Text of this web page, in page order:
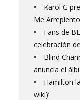
Karol G
Me
Fans de
celebración
Blind
anuncia el
Hamilton
wiki)’